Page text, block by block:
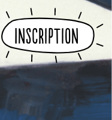
Inscription